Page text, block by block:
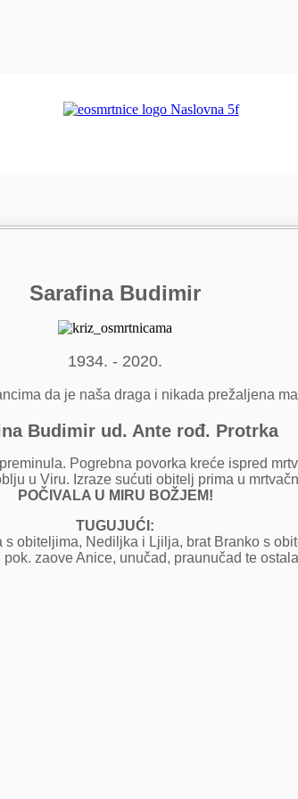
Sarafina Budimir
1934. - 2020.
da je naša draga i nikada prežaljena
Budimir ud. Ante rođ. Protrka
Pogrebna povorka kreće ispred
u Viru. Izraze sućuti obitelj prima u
POČIVALA U MIRU BOŽJEM!
TUGUJUĆI:
obiteljima, Nediljka i Ljilja, brat Branko s
zaove Anice, unučad, praunučad te